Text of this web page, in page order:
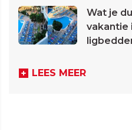
Wat je
vakantie
LEES MEER